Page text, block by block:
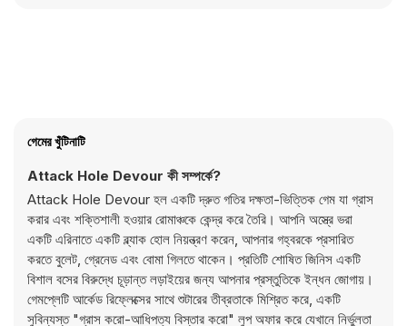
গেমের খুঁটিনাটি
Attack Hole Devour কী সম্পর্কে?
Attack Hole Devour হল একটি দ্রুত গতির দক্ষতা-ভিত্তিক গেম যা গ্রাস
করার এবং শক্তিশালী হওয়ার রোমাঞ্চকে কেন্দ্র করে তৈরি। আপনি অস্ত্রে ভরা
একটি এরিনাতে একটি ব্ল্যাক হোল নিয়ন্ত্রণ করেন, আপনার গহ্বরকে প্রসারিত
করতে বুলেট, গ্রেনেড এবং বোমা গিলতে থাকেন। প্রতিটি শোষিত জিনিস একটি
বিশাল বসের বিরুদ্ধে চূড়ান্ত লড়াইয়ের জন্য আপনার প্রস্তুতিকে ইন্ধন জোগায়।
গেমপ্লেটি আর্কেড রিফ্লেক্সের সাথে শুটারের তীব্রতাকে মিশ্রিত করে, একটি
সুবিন্যস্ত "গ্রাস করো-আধিপত্য বিস্তার করো" লুপ অফার করে যেখানে নির্ভুলতা